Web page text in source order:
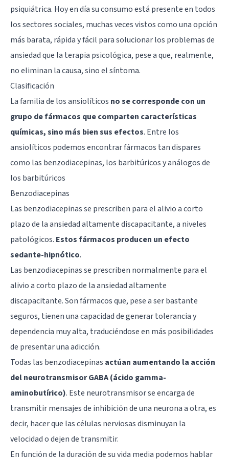
psiquiátrica. Hoy en día su consumo está presente en todos
los sectores sociales, muchas veces vistos como una opción
más barata, rápida y fácil para solucionar los problemas de
ansiedad que la terapia psicológica, pese a que, realmente,
no eliminan la causa, sino el síntoma.
Clasificación
La familia de los ansiolíticos no se corresponde con un
grupo de fármacos que comparten características
químicas, sino más bien sus efectos. Entre los
ansiolíticos podemos encontrar fármacos tan dispares
como las benzodiacepinas, los barbitúricos y análogos de
los barbitúricos
Benzodiacepinas
Las benzodiacepinas se prescriben para el alivio a corto
plazo de la ansiedad altamente discapacitante, a niveles
patológicos. Estos fármacos producen un efecto
sedante-hipnótico.
Las benzodiacepinas se prescriben normalmente para el
alivio a corto plazo de la ansiedad altamente
discapacitante. Son fármacos que, pese a ser bastante
seguros, tienen una capacidad de generar tolerancia y
dependencia muy alta, traduciéndose en más posibilidades
de presentar una adicción.
Todas las benzodiacepinas actúan aumentando la acción
del neurotransmisor GABA (ácido gamma-
aminobutírico). Este neurotransmisor se encarga de
transmitir mensajes de inhibición de una neurona a otra, es
decir, hacer que las células nerviosas disminuyan la
velocidad o dejen de transmitir.
En función de la duración de su vida media podemos hablar